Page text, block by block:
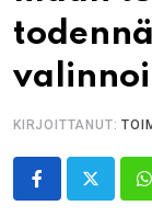
KIRJOITTANUT: